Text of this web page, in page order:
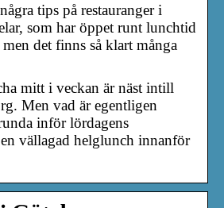
tips på restauranger i
som har öppet runt lunchtid
det finns så klart många
mitt i veckan är näst intill
Men vad är egentligen
inför lördagens
vällagad helglunch innanför